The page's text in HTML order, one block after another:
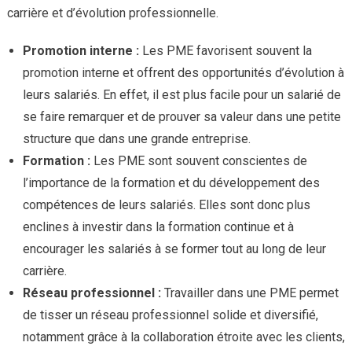
carrière et d’évolution professionnelle.
Promotion interne : Les PME favorisent souvent la
promotion interne et offrent des opportunités d’évolution à
leurs salariés. En effet, il est plus facile pour un salarié de
se faire remarquer et de prouver sa valeur dans une petite
structure que dans une grande entreprise.
Formation : Les PME sont souvent conscientes de
l’importance de la formation et du développement des
compétences de leurs salariés. Elles sont donc plus
enclines à investir dans la formation continue et à
encourager les salariés à se former tout au long de leur
carrière.
Réseau professionnel : Travailler dans une PME permet
de tisser un réseau professionnel solide et diversifié,
notamment grâce à la collaboration étroite avec les clients,